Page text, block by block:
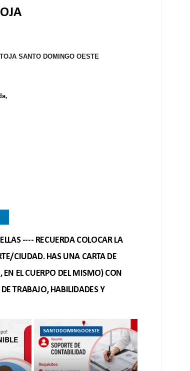
SANTO DOMINGO OESTE
---- RECUERDA COLOCAR LA
CIUDAD. HAS UNA CARTA DE
EN EL CUERPO DEL MISMO) CON
TRABAJO, HABILIDADES Y
SANTODOMINGOOESTE